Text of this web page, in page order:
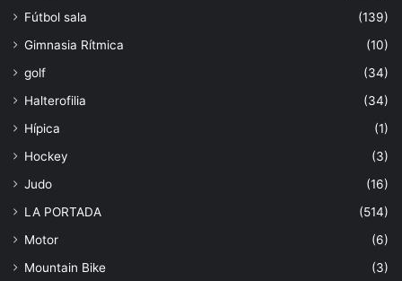
Fútbol sala
(139)
Gimnasia Rítmica
(10)
golf
(34)
Halterofilia
(34)
Hípica
(1)
Hockey
(3)
Judo
(16)
LA PORTADA
(514)
Motor
(6)
Mountain Bike
(3)